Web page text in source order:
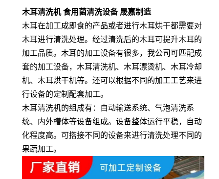
木耳清洗机 食用菌清洗设备 晟嘉制造
木耳在加工成即食的产品或者进行木耳烘干都需要对
木耳进行清洗处理。经过清洗后的木耳可提升木耳的
加工品质。木耳的加工设备有很多，我公司可匹配成
套的加工设备，木耳清洗机、木耳漂烫机、木耳冷却
机、木耳烘干机等。还可以根据不同的加工工艺来进
行设备的定制配套加工。
木耳清洗机的组成有：自动输送系统、气泡清洗系
统、内外槽体等设备组成。设备整体运行平稳，自动
化程度高。可搭接不同的设备来进行清洗处理不同的
果蔬加工。